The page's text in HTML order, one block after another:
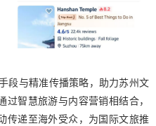
段与精准传播策略，助力苏州文
过智慧旅游与内容营销相结合，
传递至海外受众，为国际文旅推